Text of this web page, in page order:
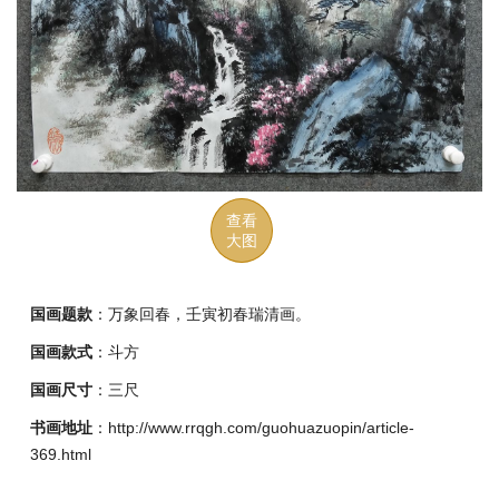
查看
大图
国画题款 ：万象回春，壬寅初春瑞清画。
国画款式 ：斗方
国画尺寸 ：三尺
书画地址 ：http://www.rrqgh.com/guohuazuopin/article-
369.html